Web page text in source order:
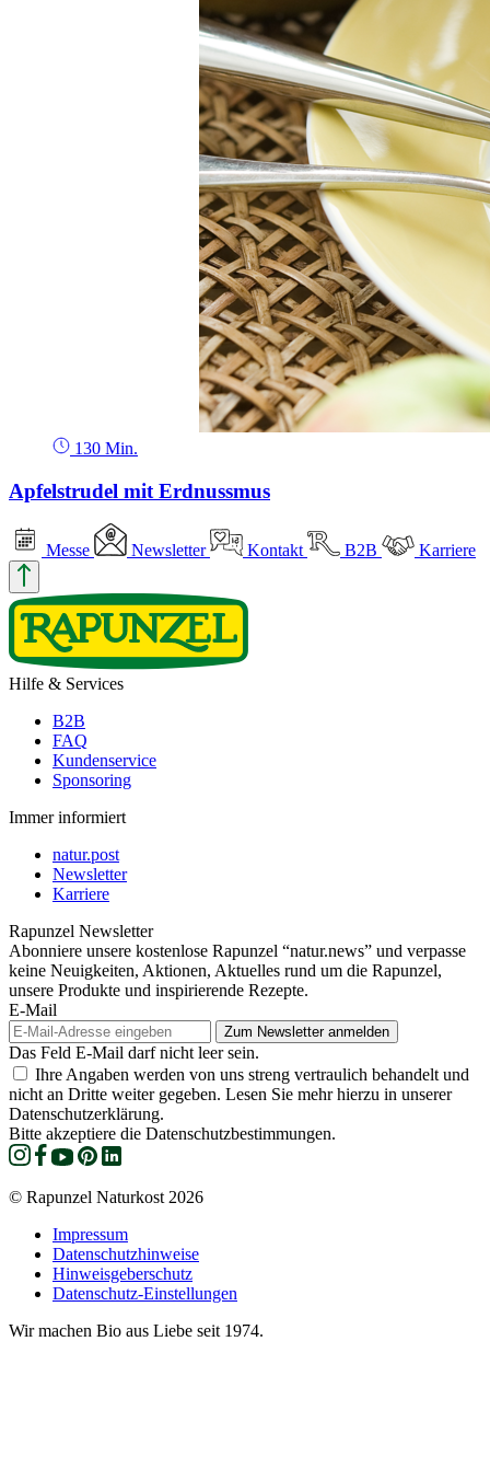
130 Min.
Apfelstrudel mit Erdnussmus
Messe Newsletter Kontakt B2B Karriere
Hilfe & Services
B2B
FAQ
Kundenservice
Sponsoring
Immer informiert
natur.post
Newsletter
Karriere
Rapunzel Newsletter
Abonniere unsere kostenlose Rapunzel “natur.news” und verpasse
keine Neuigkeiten, Aktionen, Aktuelles rund um die Rapunzel,
unsere Produkte und inspirierende Rezepte.
E-Mail
Das Feld E-Mail darf nicht leer sein.
Ihre Angaben werden von uns streng vertraulich behandelt und
nicht an Dritte weiter gegeben. Lesen Sie mehr hierzu in unserer
Datenschutzerklärung.
Bitte akzeptiere die Datenschutzbestimmungen.
© Rapunzel Naturkost 2026
Impressum
Datenschutzhinweise
Hinweisgeberschutz
Datenschutz-Einstellungen
Wir machen Bio aus Liebe seit 1974.